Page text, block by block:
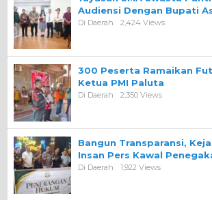
Audiensi Dengan Bupati
Di Daerah 2,424 Views
300 Peserta Ramaikan
Ketua PMI Paluta
Di Daerah 2,350 Views
Bangun Transparansi,
Insan Pers Kawal
Di Daerah 1,922 Views